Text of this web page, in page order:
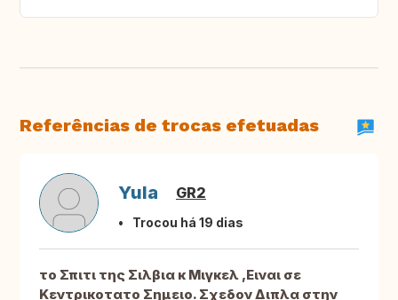
Referências de trocas efetuadas
Yula GR2
Trocou há 19 dias
το Σπιτι της Σιλβια κ Μιγκελ ,Ειναι σε
Κεντρικοτατο Σημειο. Σχεδον Διπλα στην